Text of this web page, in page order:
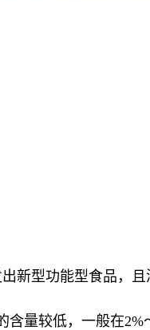
新型功能型食品，
量较低，一般在